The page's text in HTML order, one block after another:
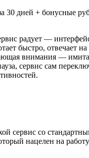
30 дней + бонусные
радует —
быстро, отвечает
внимания —
сервис сам
сервис со
нацелен на